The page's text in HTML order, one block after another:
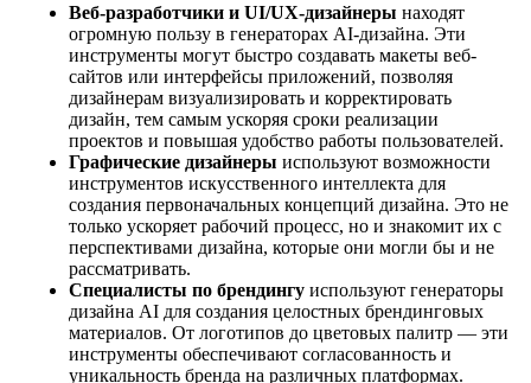
Веб-разработчики и UI/UX-дизайнеры находят
огромную пользу в генераторах AI-дизайна. Эти
инструменты могут быстро создавать макеты веб-
сайтов или интерфейсы приложений, позволяя
дизайнерам визуализировать и корректировать
дизайн, тем самым ускоряя сроки реализации
проектов и повышая удобство работы пользователей.
Графические дизайнеры используют возможности
инструментов искусственного интеллекта для
создания первоначальных концепций дизайна. Это не
только ускоряет рабочий процесс, но и знакомит их с
перспективами дизайна, которые они могли бы и не
рассматривать.
Специалисты по брендингу используют генераторы
дизайна AI для создания целостных брендинговых
материалов. От логотипов до цветовых палитр — эти
инструменты обеспечивают согласованность и
уникальность бренда на различных платформах.